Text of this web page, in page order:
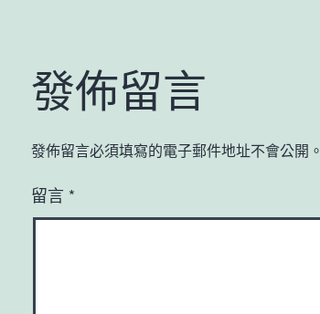
發佈留言
發佈留言必須填寫的電子郵件地址不會公開。
留言 *